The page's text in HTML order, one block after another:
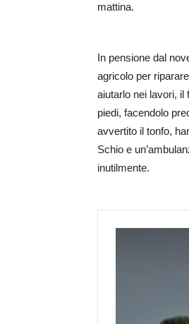
mattina.
In pensione dal
agricolo per
aiutarlo nei lavori, il
piedi, facendolo
avvertito il tonfo,
Schio e
inutilmente.